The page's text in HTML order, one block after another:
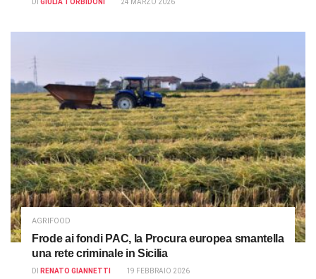
DI GIULIA TORBIDONI 24 MARZO 2026
AGRIFOOD
Frode ai fondi PAC, la Procura europea smantella
una rete criminale in Sicilia
DI RENATO GIANNETTI 19 FEBBRAIO 2026